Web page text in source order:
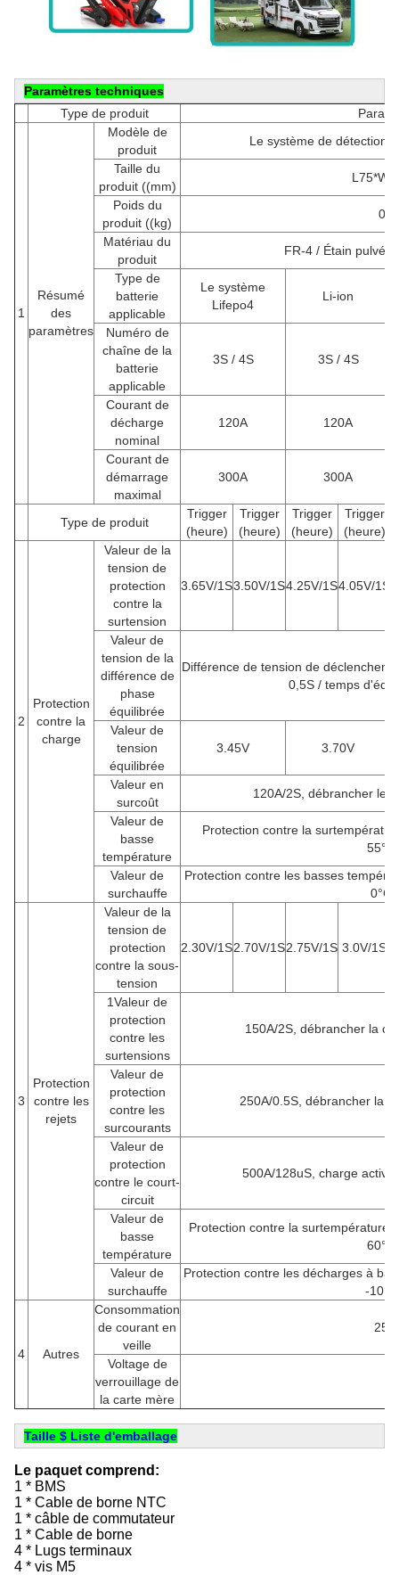
Paramètres techniques
Type de produit
1
Résumé
des
paramètres
Modèle de
produit
Le système de détection
Taille du
produit ((mm)
Poids du
produit ((kg)
Matériau du
produit
FR-4 / Étain
Type de
batterie
applicable
Le système
Lifepo4
Li-ion
Numéro de
chaîne de la
batterie
applicable
3S / 4S 3S / 4S
Courant de
décharge
nominal
120A 120A
Courant de
démarrage
maximal
300A 300A
Type de produit
Trigger
(heure)
Trigger
(heure)
Trigger
(heure)
Trigger
(heure)
2
Protection
contre la
charge
Valeur de la
tension de
protection
contre la
surtension
3.65V/1S3.50V/1S4.25V/1S4.05V/1S
Valeur de
tension de la
différence de
phase
équilibrée
Différence de tension de
0,5S / temps
Valeur de
tension
équilibrée
3.45V 3.70V
Valeur en
surcoût
120A/2S, débrancher le
Valeur de
basse
température
Protection contre la
Valeur de
surchauffe
Protection contre les basses
0°C/
3
Protection
contre les
rejets
Valeur de la
tension de
protection
contre la sous-
tension
2.30V/1S2.70V/1S2.75V/1S 3.0V/1S
1Valeur de
protection
contre les
surtensions
150A/2S, débrancher la
Valeur de
protection
contre les
surcourants
250A/0.5S, débrancher la
Valeur de
protection
contre le court-
circuit
500A/128uS, charge
Valeur de
basse
température
Protection contre la surtempérature
Valeur de
surchauffe
Protection contre les décharges à
-
4 Autres
Consommation
de courant en
veille
25
Voltage de
verrouillage de
la carte mère
Taille $ Liste d'emballage
Le paquet comprend:
1 * BMS
1 * Cable de borne NTC
1 * câble de commutateur
1 * Cable de borne
4 * Lugs terminaux
4 * vis M5